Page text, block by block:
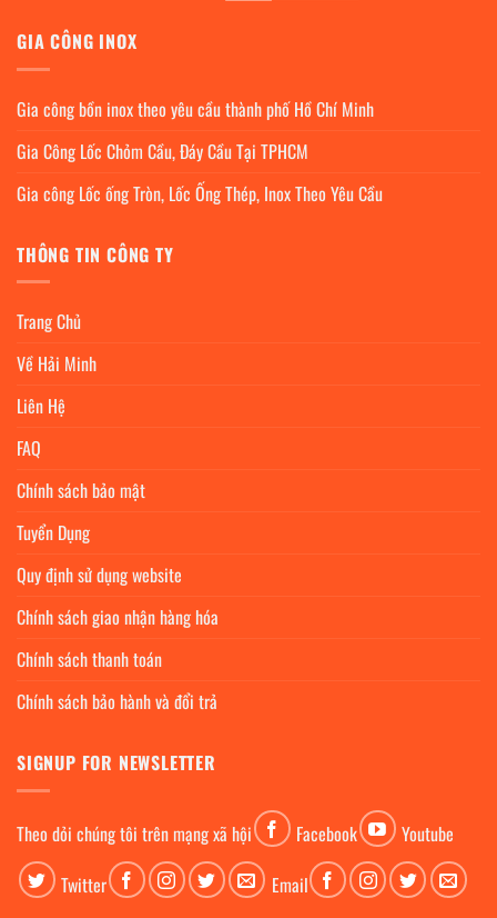
GIA CÔNG INOX
Gia công bồn inox theo yêu cầu thành phố Hồ Chí Minh
Gia Công Lốc Chỏm Cầu, Đáy Cầu Tại TPHCM
Gia công Lốc ống Tròn, Lốc Ống Thép, Inox Theo Yêu Cầu
THÔNG TIN CÔNG TY
Trang Chủ
Về Hải Minh
Liên Hệ
FAQ
Chính sách bảo mật
Tuyển Dụng
Quy định sử dụng website
Chính sách giao nhận hàng hóa
Chính sách thanh toán
Chính sách bảo hành và đổi trả
SIGNUP FOR NEWSLETTER
Theo dỏi chúng tôi trên mạng xã hội Facebook
Youtube
Twitter
Email